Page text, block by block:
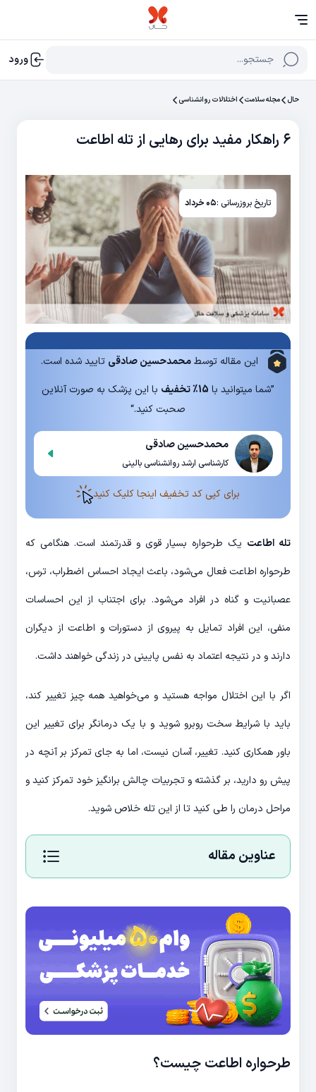
جستجو... ورود
حال مجله سلامت اختلالات روانشناسی
۶ راهکار مفید برای رهایی از تله اطاعت
تاریخ بروزرسانی :۰۵ خرداد
این مقاله توسطمحمدحسین صادقی تایید شده است.
”شما میتوانید با 15% تخفیف
با این پزشک به صورت آنلاین
صحبت کنید.“
محمدحسین صادقی
کارشناسی ارشد روانشناسی بالینی
برای کپی کد تخفیف اینجا کلیک کنید
تله اطاعت یک طرحواره بسیار قوی و قدرتمند است. هنگامی که
طرحواره اطاعت فعال می‌شود، باعث ایجاد احساس اضطراب، ترس،
عصبانیت و گناه در افراد می‌شود. برای اجتناب از این احساسات
منفی، این افراد تمایل به پیروی از دستورات و اطاعت از دیگران
دارند و در نتیجه اعتماد به نفس پایینی در زندگی خواهند داشت.
اگر با این اختلال مواجه هستید و می‌خواهید همه چیز تغییر کند،
باید با شرایط سخت روبرو شوید و با یک درمانگر برای تغییر این
باور همکاری کنید. تغییر، آسان نیست، اما به جای تمرکز بر آنچه در
پیش رو دارید، بر گذشته و تجربیات چالش برانگیز خود تمرکز کنید و
مراحل درمان را طی کنید تا از این تله خلاص شوید.
عناوین مقاله
طرحواره اطاعت چیست؟